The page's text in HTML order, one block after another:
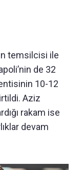
temsilcisi ile
de 32
10-12
Aziz
rakam ise
devam